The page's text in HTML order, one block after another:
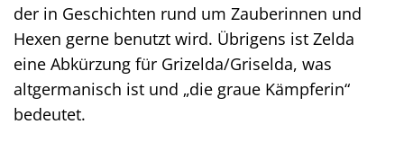
der in Geschichten rund um Zauberinnen und
Hexen gerne benutzt wird. Übrigens ist Zelda
eine Abkürzung für Grizelda/Griselda, was
altgermanisch ist und „die graue Kämpferin“
bedeutet.